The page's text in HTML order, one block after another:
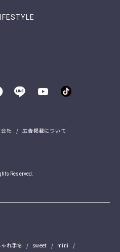
LIFESTYLE
社
広告掲載について
Reserved.
れ手帖 sweet mini